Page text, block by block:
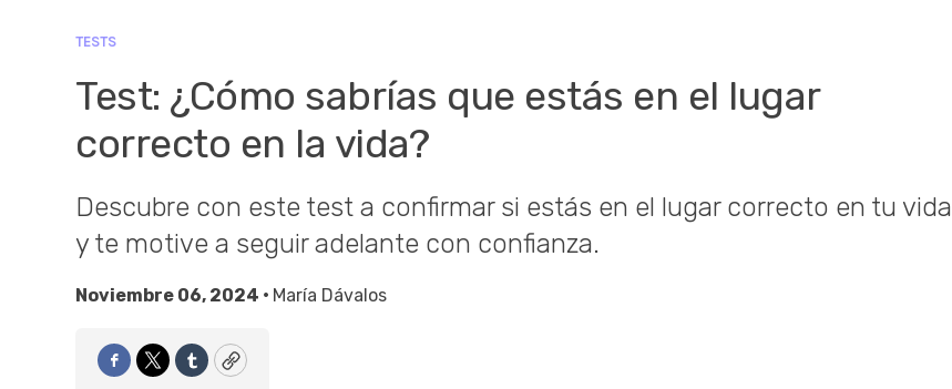
TESTS
Test: ¿Cómo sabrías que estás en el lugar
correcto en la vida?
Descubre con este test a confirmar si estás en el lugar correcto en tu vida
y te motive a seguir adelante con confianza.
Noviembre 06, 2024 • María Dávalos
Facebook
TwitterTumblrCopy